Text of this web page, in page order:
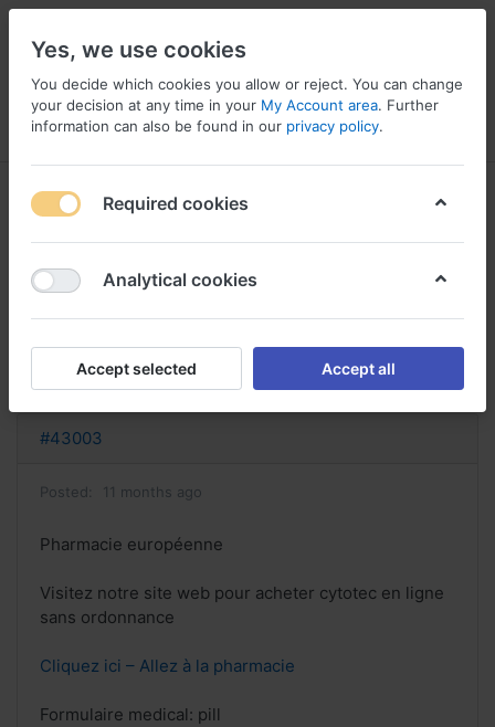
Menu Log in Compare Wishlist
cytotec acheter ou acheter du
cytotec montpellier
Reply
#43003
Posted: 11 months ago
Pharmacie européenne
Visitez notre site web pour acheter cytotec en ligne
sans ordonnance
Cliquez ici – Allez à la pharmacie
Formulaire medical: pill
Yes, we use cookies
You decide which cookies you allow or reject. You can change
your decision at any time in your My Account area. Further
information can also be found in our privacy policy.
Required cookies
Analytical cookies
Accept selected Accept all